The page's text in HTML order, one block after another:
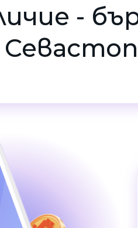
-